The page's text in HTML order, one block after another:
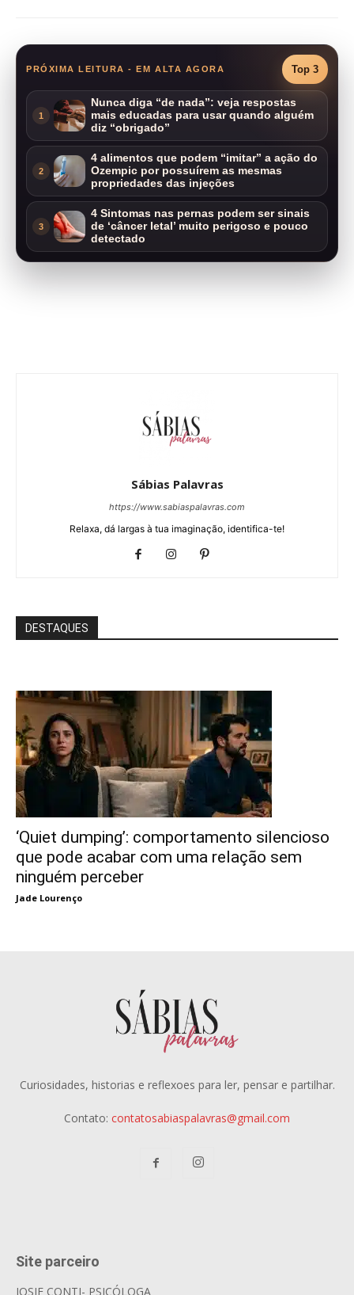
PRÓXIMA LEITURA - EM ALTA AGORA Top 3
1
Nunca diga “de nada”: veja respostas
mais educadas para usar quando alguém
diz “obrigado”
2
4 alimentos que podem “imitar” a ação do
Ozempic por possuírem as mesmas
propriedades das injeções
3
4 Sintomas nas pernas podem ser sinais
de ‘câncer letal’ muito perigoso e pouco
detectado
Sábias Palavras
https://www.sabiaspalavras.com
Relaxa, dá largas à tua imaginação, identifica-te!
DESTAQUES
‘Quiet dumping’: comportamento silencioso
que pode acabar com uma relação sem
ninguém perceber
Jade Lourenço
Curiosidades, historias e reflexoes para ler, pensar e partilhar.
Contato: contatosabiaspalavras@gmail.com
Site parceiro
JOSIE CONTI- PSICÓLOGA